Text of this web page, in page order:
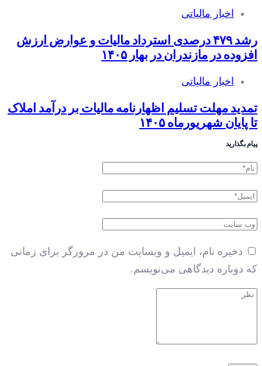
اخبار مالیاتی
رشد ۴۷۹ درصدی استرداد مالیات و عوارض ارزش
افزوده در مازندران در بهار ۱۴۰۵
اخبار مالیاتی
تمدید مهلت تسلیم اظهارنامه مالیات بر درآمد املاک
تا پایان شهریورماه ۱۴۰۵
پیام بگذارید
ذخیره نام، ایمیل و وبسایت من در مرورگر برای زمانی
که دوباره دیدگاهی می‌نویسم.